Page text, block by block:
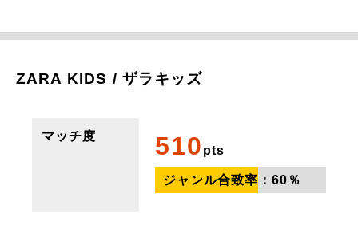
ZARA KIDS / ザラキッズ
マッチ度 510 pts
ジャンル合致率：60 ％